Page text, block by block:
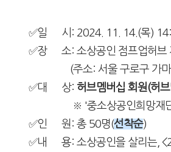
✅일 시: 2024. 11. 14.(목)
✅장 소: 소상공인 점프업허브
(주소: 서울 구로구 가마
✅대 상: 허브멤버십 회원(허
※ '중소상공인희망재단' 홈
✅인 원: 총 50명(선착순)
✅내 용: 소상공인을 살리는,